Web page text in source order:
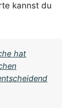
kannst du
hat